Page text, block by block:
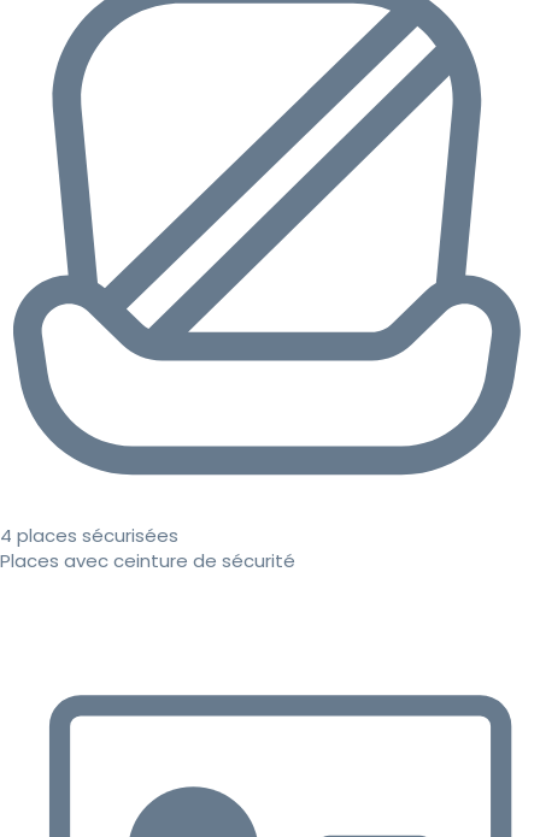
4 places sécurisées
Places avec ceinture de sécurité